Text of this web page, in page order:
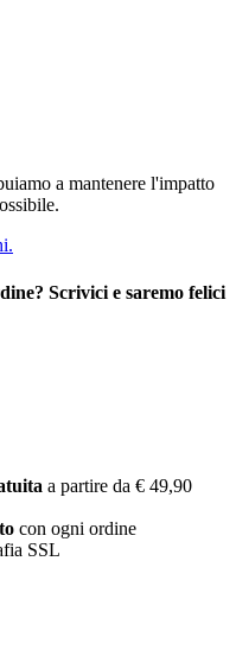
a mantenere l'impatto
Scrivici e saremo felici
a partire da € 49,90
con ogni ordine
SSL